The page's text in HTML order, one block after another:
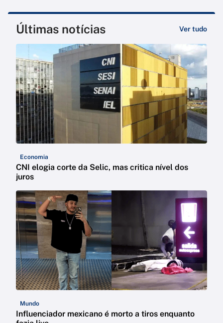
Últimas notícias Ver tudo
Economia
CNI elogia corte da Selic, mas critica nível dos
juros
Mundo
Influenciador mexicano é morto a tiros enquanto